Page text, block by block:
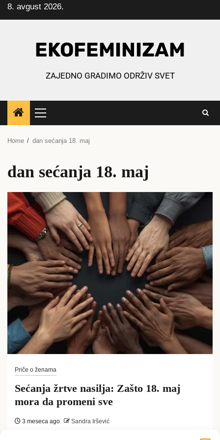
Skip
to
8. avgust 2026.
EKOFEMINIZAM
ZAJEDNO GRADIMO ODRŽIV SVET
Primary
Menu
Home dan sećanja 18. maj
dan sećanja 18. maj
Priče o ženama
Sećanja žrtve nasilja: Zašto 18. maj
mora da promeni sve
3 meseca ago Sandra Iršević